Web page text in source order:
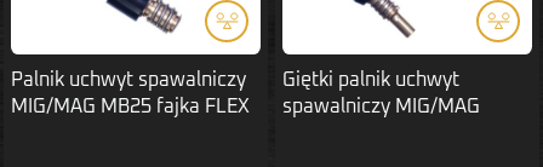
Palnik uchwyt spawalniczy
MIG/MAG MB25 fajka FLEX
Giętki palnik uchwyt
spawalniczy MIG/MAG